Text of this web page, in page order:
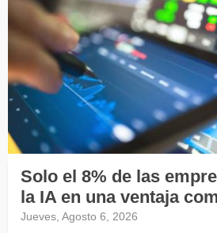
Solo el 8% de las
la IA en una ventaja
Jueves, Agosto 6, 2026